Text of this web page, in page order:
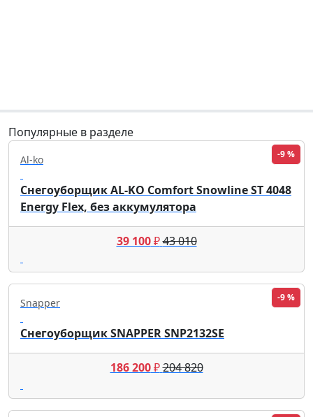
Популярные в разделе
-9 %
Al-ko
Снегоуборщик AL-KO Comfort Snowline ST 4048
Energy Flex, без аккумулятора
39 100₽43 010
-9 %
Snapper
Снегоуборщик SNAPPER SNP2132SE
186 200₽204 820